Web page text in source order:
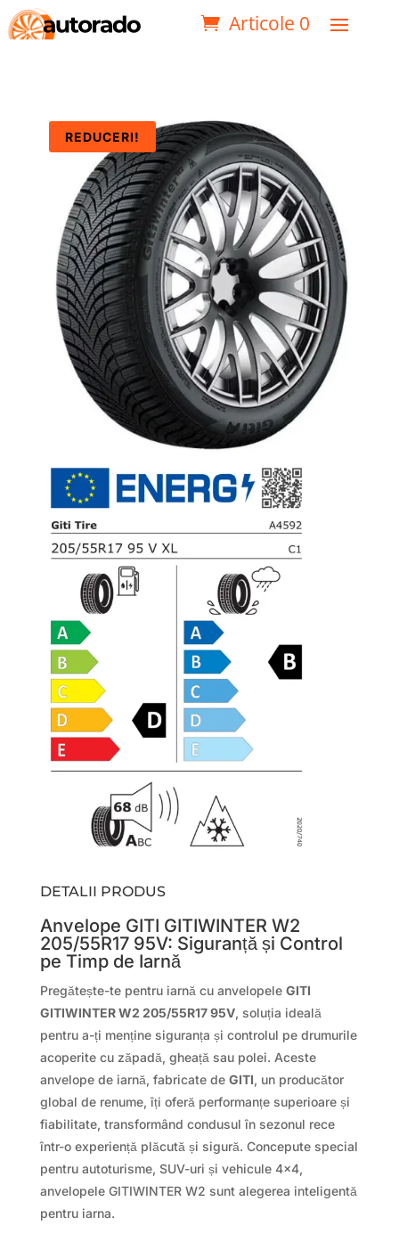
Articole 0
REDUCERI!
DETALII PRODUS
Anvelope GITI GITIWINTER W2
205/55R17 95V: Siguranță și Control
pe Timp de Iarnă
Pregătește-te pentru iarnă cu anvelopele GITI
GITIWINTER W2 205/55R17 95V, soluția ideală
pentru a-ți menține siguranța și controlul pe drumurile
acoperite cu zăpadă, gheață sau polei. Aceste
anvelope de iarnă, fabricate de GITI, un producător
global de renume, îți oferă performanțe superioare și
fiabilitate, transformând condusul în sezonul rece
într-o experiență plăcută și sigură. Concepute special
pentru autoturisme, SUV-uri și vehicule 4×4,
anvelopele GITIWINTER W2 sunt alegerea inteligentă
pentru iarna.